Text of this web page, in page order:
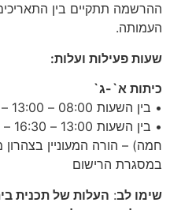
העמותה.
שעות פעילות ועלות:
כיתות א`-ג`
• בין השעות 08:00 – 13:00 – 450 ש"ח
חמה) – הורה המעוניין
במסגרת הרישום
שימו לב: העלות של תכנית